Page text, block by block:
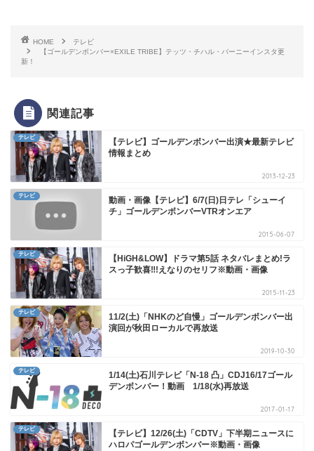
HOME
テレビ
【ゴールデンボンバー×EXILE TRIBE】テッツ・チハル・バーニーインスタ更
新！
関連記事
テレビ
【テレビ】ゴールデンボンバー出演★最新テレビ
情報まとめ
2013-12-23
テレビ
動画・画像【テレビ】6/7(日)日テレ「シューイ
チ」ゴールデンボンバーVTRオンエア
2015-06-07
テレビ
【HiGH&LOW】ドラマ第5話 ネタバレまとめ!ラ
スっ子歓喜‼!えなりのセリフ※動画・画像
2015-11-23
テレビ
11/2(土)「NHKのど自慢」ゴールデンボンバー出
演回が秋田ローカルで再放送
2019-10-30
テレビ
1/14(土)石川テレビ「N-18 凸」CDJ16/17ゴール
デンボンバー！動画 1/18(水)再放送
2017-01-17
テレビ
【テレビ】12/26(土)「CDTV」下半期ニュースに
ハロパゴールデンボンバー※動画・画像